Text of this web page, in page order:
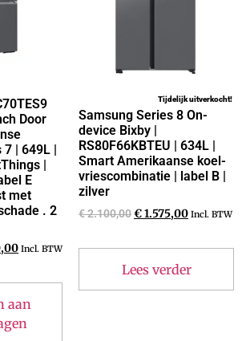
Door
| 649L |
|
E
met
. 2
Incl. BTW
aan
Tijdelijk uitverkocht!
Samsung Series 8 On-
device Bixby |
RS80F66KBTEU | 634L |
Smart Amerikaanse koel-
vriescombinatie | label B |
zilver
€2.100,00€1.575,00 Incl. BTW
Lees verder